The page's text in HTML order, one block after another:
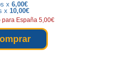
x 6,00€
x 10,00€
para España 5,00€